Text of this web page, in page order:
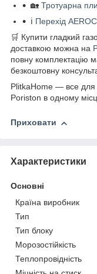
🏡 Тротуарна
ℹ️ Перехід
🛒 Купити гладкий
доставкою можна на
повну комплектацію
безкоштовну
PlitkaHome — все для
Poriston в одному
Приховати
Характеристики
Основні
Країна виробник
Тип
Тип блоку
Морозостійкість
Теплопровідність